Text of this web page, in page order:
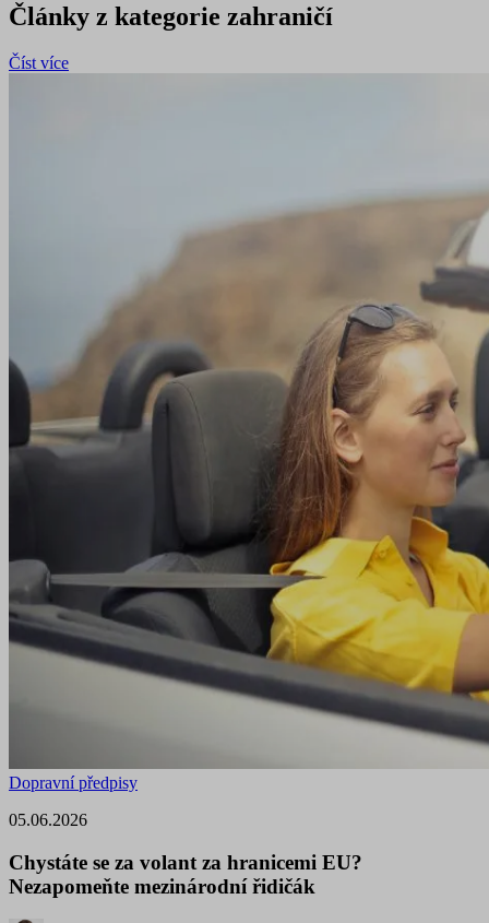
Články z kategorie zahraničí
Číst více
Dopravní předpisy
05.06.2026
Chystáte se za volant za hranicemi EU?
Nezapomeňte mezinárodní řidičák